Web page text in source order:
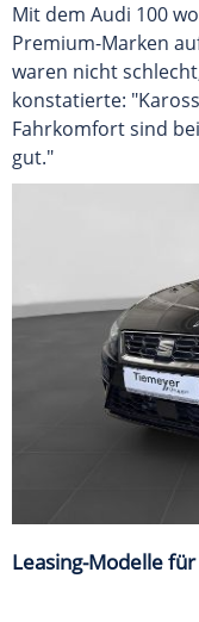
Mit dem Audi 100
Premium-Marken
waren nicht
konstatierte:
Fahrkomfort sind
gut."
Leasing-Modelle